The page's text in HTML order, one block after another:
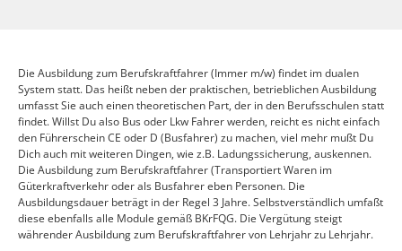
Die Ausbildung zum Berufskraftfahrer (Immer m/w) findet im dualen
System statt. Das heißt neben der praktischen, betrieblichen Ausbildung
umfasst Sie auch einen theoretischen Part, der in den Berufsschulen statt
findet. Willst Du also Bus oder Lkw Fahrer werden, reicht es nicht einfach
den Führerschein CE oder D (Busfahrer) zu machen, viel mehr mußt Du
Dich auch mit weiteren Dingen, wie z.B. Ladungssicherung, auskennen.
Die Ausbildung zum Berufskraftfahrer (Transportiert Waren im
Güterkraftverkehr oder als Busfahrer eben Personen. Die
Ausbildungsdauer beträgt in der Regel 3 Jahre. Selbstverständlich umfaßt
diese ebenfalls alle Module gemäß BKrFQG. Die Vergütung steigt
währender Ausbildung zum Berufskraftfahrer von Lehrjahr zu Lehrjahr.